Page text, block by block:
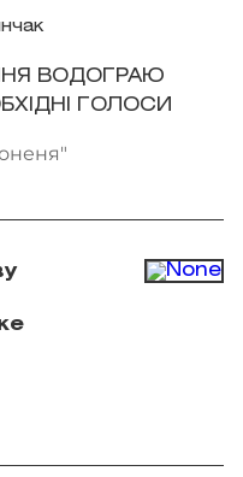
ВОДОГРАЮ
ГОЛОСИ